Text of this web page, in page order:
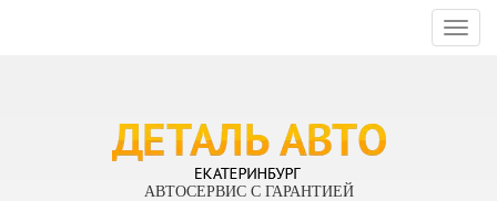
АВТОСЕРВИС С ГАРАНТИЕЙ